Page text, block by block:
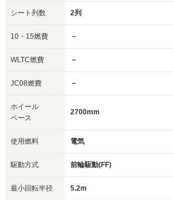
シート列数 2列
10・15燃費 －
WLTC燃費 －
JC08燃費 －
ホイール
ベース
2700mm
使用燃料 電気
駆動方式 前輪駆動(FF)
最小回転半径 5.2m